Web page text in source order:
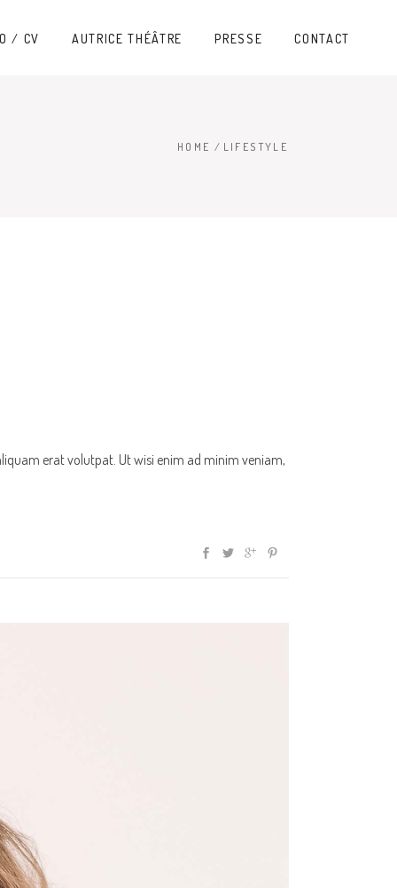
/ CV AUTRICE THÉÂTRE PRESSE CONTACT
HOME / LIFESTYLE
erat volutpat. Ut wisi enim ad minim veniam,